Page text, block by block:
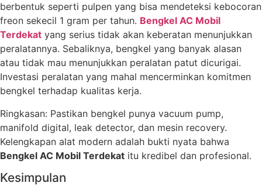
berbentuk seperti pulpen yang bisa mendeteksi kebocoran
freon sekecil 1 gram per tahun. Bengkel AC Mobil
Terdekat yang serius tidak akan keberatan menunjukkan
peralatannya. Sebaliknya, bengkel yang banyak alasan
atau tidak mau menunjukkan peralatan patut dicurigai.
Investasi peralatan yang mahal mencerminkan komitmen
bengkel terhadap kualitas kerja.
Ringkasan: Pastikan bengkel punya vacuum pump,
manifold digital, leak detector, dan mesin recovery.
Kelengkapan alat modern adalah bukti nyata bahwa
Bengkel AC Mobil Terdekat itu kredibel dan profesional.
Kesimpulan